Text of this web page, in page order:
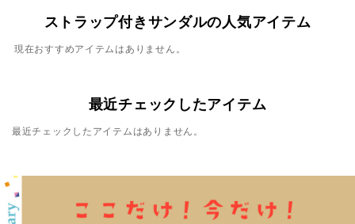
ストラップ付きサンダルの人気アイテム
現在おすすめアイテムはありません。
最近チェックしたアイテム
最近チェックしたアイテムはありません。